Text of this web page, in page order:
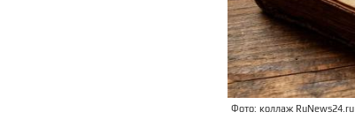
Фото: коллаж RuNews24.ru